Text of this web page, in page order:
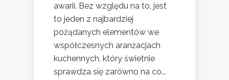
awarii. Bez względu na to, jest
to jeden z najbardziej
pożądanych elementów we
współczesnych aranżacjach
kuchennych, który świetnie
sprawdza się zarówno na co...